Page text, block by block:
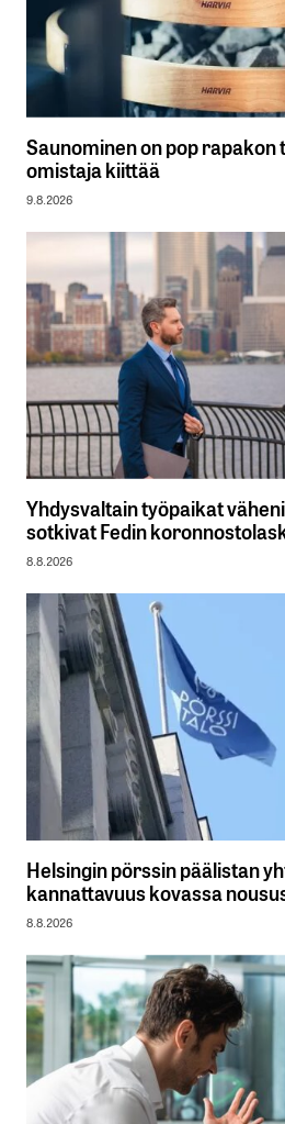
Saunominen on pop rapakon
omistaja kiittää
9.8.2026
Yhdysvaltain työpaikat
sotkivat Fedin
8.8.2026
Helsingin pörssin päälistan
kannattavuus kovassa
8.8.2026